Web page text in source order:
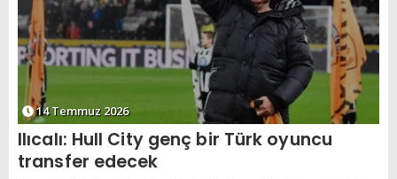
14 Temmuz 2026
Ilıcalı: Hull City genç bir Türk oyuncu
transfer edecek